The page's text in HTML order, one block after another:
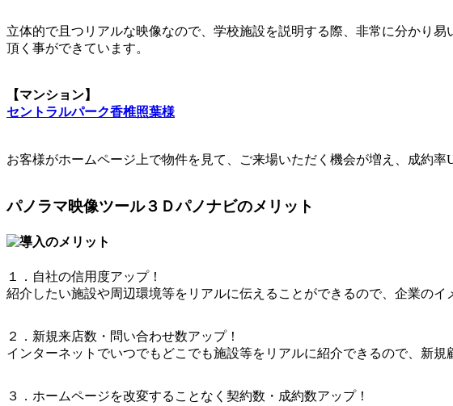
立体的で且つリアルな映像なので、学校施設を説明する際、非常に分かり
頂く事ができています。
【マンション】
セントラルパーク香椎照葉様
お客様がホームページ上で物件を見て、ご来場いただく機会が増え、成約
パノラマ映像ツール３Ｄパノナビのメリット
１．自社の信用度アップ！
紹介したい施設や周辺環境等をリアルに伝えることができるので、企業のイ
２．新規来店数・問い合わせ数アップ！
インターネットでいつでもどこでも施設等をリアルに紹介できるので、新規
３．ホームページを改変することなく契約数・成約数アップ！